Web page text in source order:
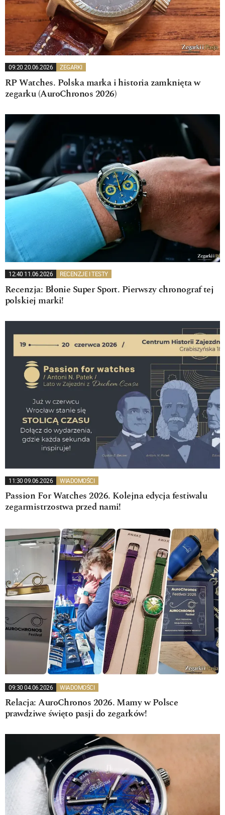
09:20 20.06.2026 ZEGARKI
RP Watches. Polska marka i historia zamknięta w
zegarku (AuroChronos 2026)
12:40 11.06.2026 RECENZJE I TESTY
Recenzja: Błonie Super Sport. Pierwszy chronograf tej
polskiej marki!
11:30 09.06.2026 WIADOMOŚCI
Passion For Watches 2026. Kolejna edycja festiwalu
zegarmistrzostwa przed nami!
09:30 04.06.2026 WIADOMOŚCI
Relacja: AuroChronos 2026. Mamy w Polsce
prawdziwe święto pasji do zegarków!